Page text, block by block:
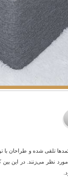
تلقی شده و طراحان با
نظر می‌زنند. در این ‌بین